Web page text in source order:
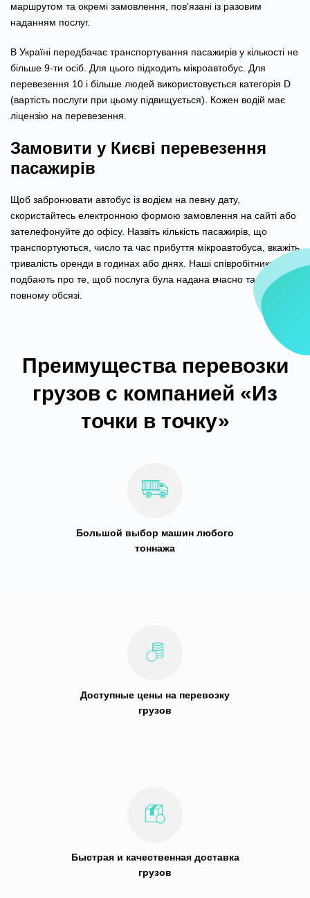
маршрутом та окремі замовлення, пов'язані із разовим
наданням послуг.
В Україні передбачає транспортування пасажирів у кількості не
більше 9-ти осіб. Для цього підходить мікроавтобус. Для
перевезення 10 і більше людей використовується категорія D
(вартість послуги при цьому підвищується). Кожен водій має
ліцензію на перевезення.
Замовити у Києві перевезення
пасажирів
Щоб забронювати автобус із водієм на певну дату,
скористайтесь електронною формою замовлення на сайті або
зателефонуйте до офісу. Назвіть кількість пасажирів, що
транспортуються, число та час прибуття мікроавтобуса, вкажіть
тривалість оренди в годинах або днях. Наші співробітники
подбають про те, щоб послуга була надана вчасно та у
повному обсязі.
Преимущества перевозки
грузов с компанией «Из
точки в точку»
Большой выбор машин любого
тоннажа
Доступные цены на перевозку
грузов
Быстрая и качественная доставка
грузов